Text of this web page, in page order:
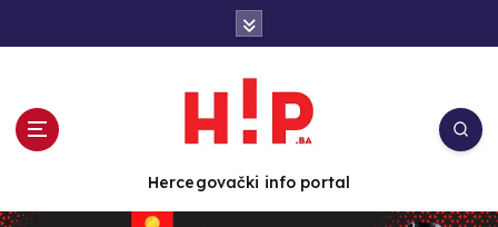
n
Hercegovački info portal